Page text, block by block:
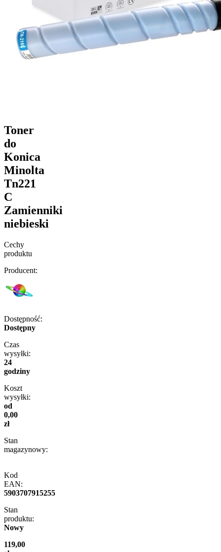
Toner
do
Konica
Minolta
Tn221
C
Zamienniki
niebieski
Cechy
produktu
Producent:
Dostępność:
Dostępny
Czas
wysyłki:
24
godziny
Koszt
wysyłki:
od
0,00
zł
Stan
magazynowy:
Kod
EAN:
5903707915255
Stan
produktu:
Nowy
119,00